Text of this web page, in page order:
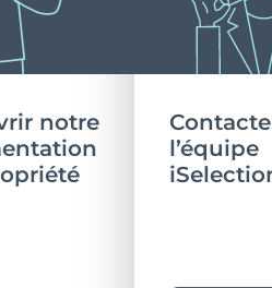
notre
l’équipe